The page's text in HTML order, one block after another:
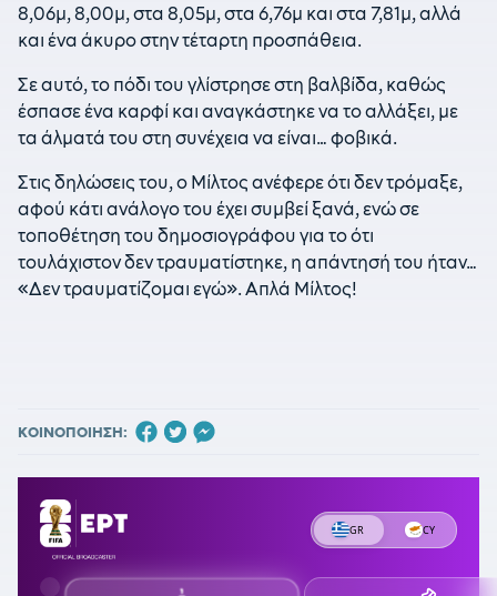
8,06μ, 8,00μ, στα 8,05μ, στα 6,76μ και στα 7,81μ, αλλά
και ένα άκυρο στην τέταρτη προσπάθεια.
Σε αυτό, το πόδι του γλίστρησε στη βαλβίδα, καθώς
έσπασε ένα καρφί και αναγκάστηκε να το αλλάξει, με
τα άλματά του στη συνέχεια να είναι… φοβικά.
Στις δηλώσεις του, ο Μίλτος ανέφερε ότι δεν τρόμαξε,
αφού κάτι ανάλογο του έχει συμβεί ξανά, ενώ σε
τοποθέτηση του δημοσιογράφου για το ότι
τουλάχιστον δεν τραυματίστηκε, η απάντησή του ήταν…
«Δεν τραυματίζομαι εγώ». Απλά Μίλτος!
ΚΟΙΝΟΠΟΙΗΣΗ: